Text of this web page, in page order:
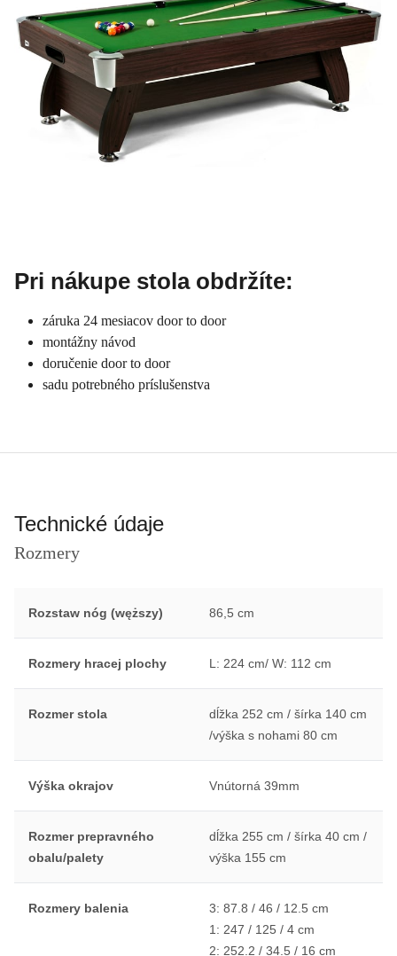
Pri nákupe stola obdržíte:
záruka 24 mesiacov door to door
montážny návod
doručenie door to door
sadu potrebného príslušenstva
Technické údaje
Rozmery
Rozstaw nóg (węższy) 86,5 cm
Rozmery hracej plochy L: 224 cm/ W: 112 cm
Rozmer stola
dĺžka 252 cm / šírka 140 cm
/výška s nohami 80 cm
Výška okrajov Vnútorná 39mm
Rozmer prepravného
obalu/palety
dĺžka 255 cm / šírka 40 cm /
výška 155 cm
Rozmery balenia
3: 87.8 / 46 / 12.5 cm
1: 247 / 125 / 4 cm
2: 252.2 / 34.5 / 16 cm